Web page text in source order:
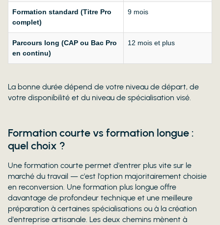
Formation standard (Titre Pro
complet)
9 mois
Parcours long (CAP ou Bac Pro
en continu)
12 mois et plus
La bonne durée dépend de votre niveau de départ, de
votre disponibilité et du niveau de spécialisation visé.
Formation courte vs formation longue :
quel choix ?
Une formation courte permet d'entrer plus vite sur le
marché du travail — c'est l'option majoritairement choisie
en reconversion. Une formation plus longue offre
davantage de profondeur technique et une meilleure
préparation à certaines spécialisations ou à la création
d'entreprise artisanale. Les deux chemins mènent à